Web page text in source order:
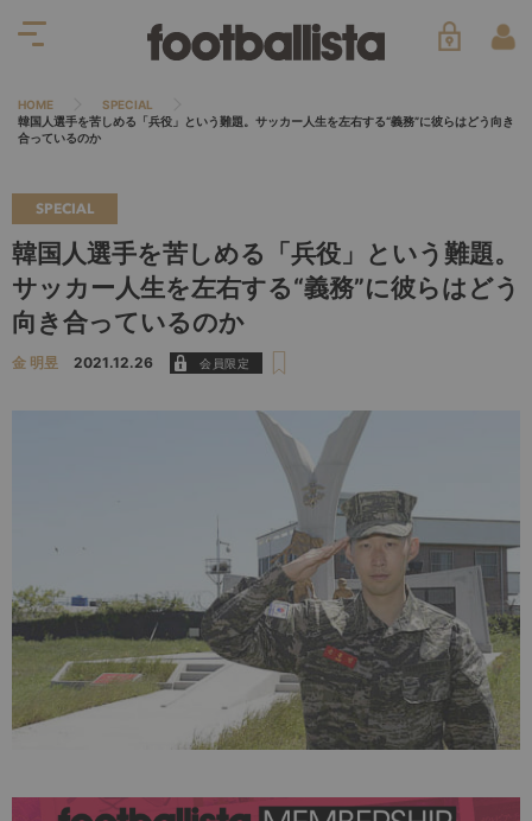
HOME
SPECIAL
韓国人選手を苦しめる「兵役」という難題。サッカー人生を左右する“義務”に彼らはどう向き
合っているのか
SPECIAL
韓国人選手を苦しめる「兵役」という難題。
サッカー人生を左右する“義務”に彼らはどう
向き合っているのか
金 明昱 2021.12.26